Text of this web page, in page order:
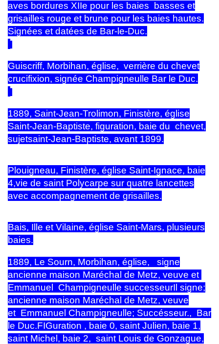
aves bordures XIIe pour les baies basses et
grisailles rouge et brune pour les baies hautes.
Signées et datées de Bar-le-Duc.
Guiscriff, Morbihan, église, verrière du chevet
crucifixion, signée Champigneulle Bar le Duc.
1889, Saint-Jean-Trolimon, Finistère, église
Saint-Jean-Baptiste, figuration, baie du chevet,
sujetsaint-Jean-Baptiste, avant 1899.
Plouigneau, Finistère, église Saint-Ignace, baie
4,vie de saint Polycarpe sur quatre lancettes
avec accompagnement de grisailles.
Bais, Ille et Vilaine, église Saint-Mars, plusieurs
baies.
1889, Le Sourn, Morbihan, église, signe
ancienne maison Maréchal de Metz, veuve et
Emmanuel Champigneulle successeurIl signe;
ancienne maison Maréchal de Metz, veuve
et Emmanuel Champigneulle; Succésseur., Bar
le Duc.FIGuration , baie 0, saint Julien, baie 1,
saint Michel, baie 2, saint Louis de Gonzague,